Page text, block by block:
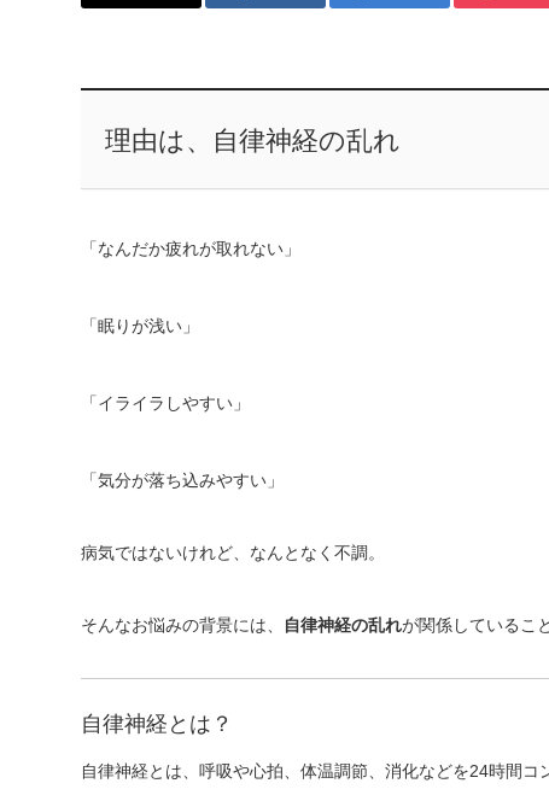
理由は、自律神経の乱れ
「なんだか疲れが取れない」
「眠りが浅い」
「イライラしやすい」
「気分が落ち込みやすい」
病気ではないけれど、なんとなく不調。
そんなお悩みの背景には、 自律神経の乱れが関係しているこ
自律神経とは？
自律神経とは、呼吸や心拍、体温調節、消化などを24時間コ